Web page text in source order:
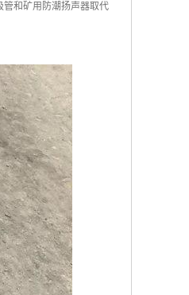
和矿用防潮扬声器取代